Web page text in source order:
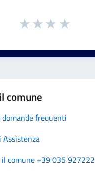
comune
domande frequenti
Assistenza
il comune +39 035 927222